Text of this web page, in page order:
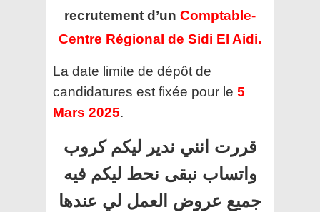
recrutement d’un Comptable-
Centre Régional de Sidi El Aidi.
La date limite de dépôt de
candidatures est fixée pour le 5
Mars 2025.
قررت انني ندير ليكم كروب
واتساب نبقى نحط ليكم فيه
جميع عروض العمل لي عندها